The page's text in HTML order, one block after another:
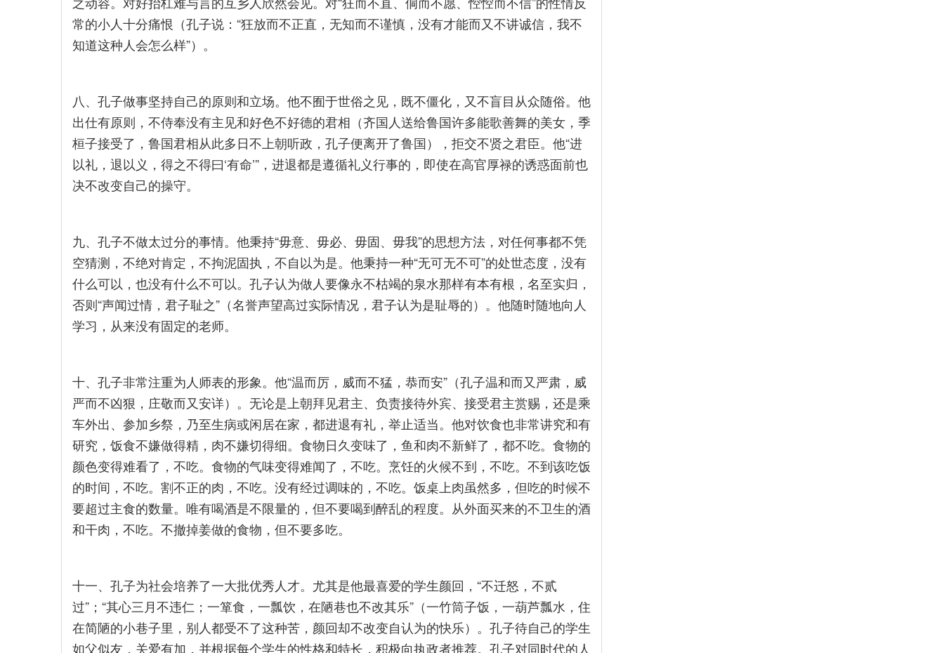
常的小人十分痛恨（孔子说：“狂放而不正直，无知而不谨慎，没有才能而又不讲诚信，我不
知道这种人会怎么样”）。
八、孔子做事坚持自己的原则和立场。他不囿于世俗之见，既不僵化，又不盲目从众随俗。他
出仕有原则，不侍奉没有主见和好色不好德的君相（齐国人送给鲁国许多能歌善舞的美女，季
桓子接受了，鲁国君相从此多日不上朝听政，孔子便离开了鲁国），拒交不贤之君臣。他“进
以礼，退以义，得之不得曰‘有命’”，进退都是遵循礼义行事的，即使在高官厚禄的诱惑面前也
决不改变自己的操守。
九、孔子不做太过分的事情。他秉持“毋意、毋必、毋固、毋我”的思想方法，对任何事都不凭
空猜测，不绝对肯定，不拘泥固执，不自以为是。他秉持一种“无可无不可”的处世态度，没有
什么可以，也没有什么不可以。孔子认为做人要像永不枯竭的泉水那样有本有根，名至实归，
否则“声闻过情，君子耻之”（名誉声望高过实际情况，君子认为是耻辱的）。他随时随地向人
学习，从来没有固定的老师。
十、孔子非常注重为人师表的形象。他“温而厉，威而不猛，恭而安”（孔子温和而又严肃，威
严而不凶狠，庄敬而又安详）。无论是上朝拜见君主、负责接待外宾、接受君主赏赐，还是乘
车外出、参加乡祭，乃至生病或闲居在家，都进退有礼，举止适当。他对饮食也非常讲究和有
研究，饭食不嫌做得精，肉不嫌切得细。食物日久变味了，鱼和肉不新鲜了，都不吃。食物的
颜色变得难看了，不吃。食物的气味变得难闻了，不吃。烹饪的火候不到，不吃。不到该吃饭
的时间，不吃。割不正的肉，不吃。没有经过调味的，不吃。饭桌上肉虽然多，但吃的时候不
要超过主食的数量。唯有喝酒是不限量的，但不要喝到醉乱的程度。从外面买来的不卫生的酒
和干肉，不吃。不撤掉姜做的食物，但不要多吃。
十一、孔子为社会培养了一大批优秀人才。尤其是他最喜爱的学生颜回，“不迁怒，不贰
过”；“其心三月不违仁；一箪食，一瓢饮，在陋巷也不改其乐”（一竹筒子饭，一葫芦瓢水，住
在简陋的小巷子里，别人都受不了这种苦，颜回却不改变自认为的快乐）。孔子待自己的学生
如父似友，关爱有加，并根据每个学生的性格和特长，积极向执政者推荐。孔子对同时代的人